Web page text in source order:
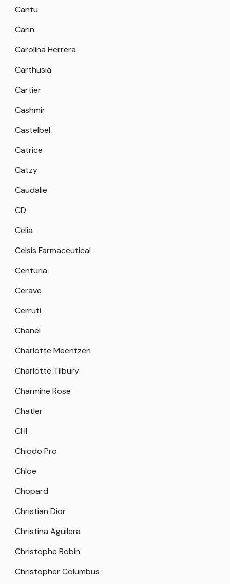
Cantu
Carin
Carolina Herrera
Carthusia
Cartier
Cashmir
Castelbel
Catrice
Catzy
Caudalie
CD
Celia
Celsis Farmaceutical
Centuria
Cerave
Cerruti
Chanel
Charlotte Meentzen
Charlotte Tilbury
Charmine Rose
Chatler
CHI
Chiodo Pro
Chloe
Chopard
Christian Dior
Christina Aguilera
Christophe Robin
Christopher Columbus